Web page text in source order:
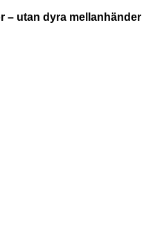
– utan dyra mellanhänder